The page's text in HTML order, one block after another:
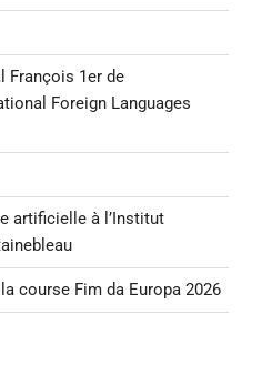
François 1er de
Foreign Languages
artificielle à l’Institut
course Fim da Europa 2026